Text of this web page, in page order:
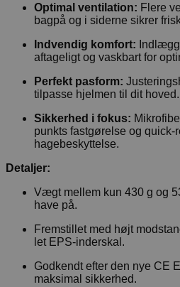
Optimal ventilation: Flere
bagpå og i siderne sikrer
Indvendig komfort:
aftageligt og vaskbart for
Perfekt pasform:
tilpasse hjelmen til dit hoved.
Sikkerhed i fokus:
punkts fastgørelse og
hagebeskyttelse.
Detaljer:
Vægt mellem kun 430 g og
have på.
Fremstillet med højt
let EPS-inderskal.
Godkendt efter den nye CE
maksimal sikkerhed.